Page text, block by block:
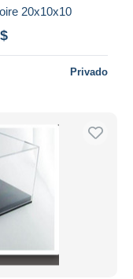
20x10x10
Privado